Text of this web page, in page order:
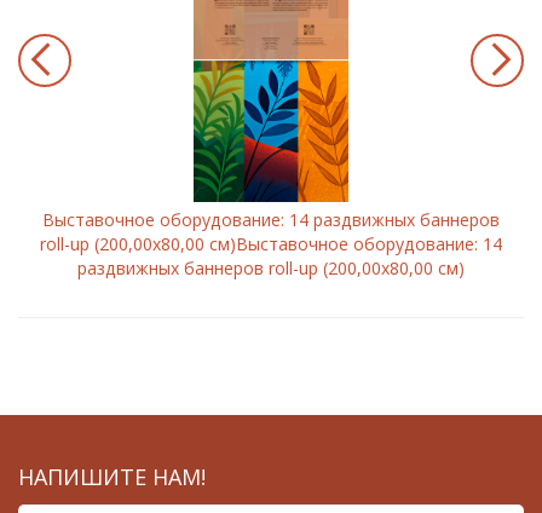
Выставочное оборудование: 14 раздвижных баннеров
roll-up (200,00х80,00 см)Выставочное оборудование: 14
раздвижных баннеров roll-up (200,00х80,00 см)
НАПИШИТЕ НАМ!